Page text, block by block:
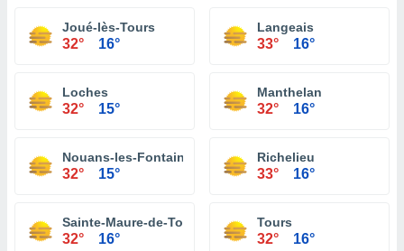
Joué-lès-Tours
32° 16°
Langeais
33° 16°
Loches
32° 15°
Manthelan
32° 16°
Nouans-les-Fontaines
32° 15°
Richelieu
33° 16°
Sainte-Maure-de-Touraine
32° 16°
Tours
32° 16°